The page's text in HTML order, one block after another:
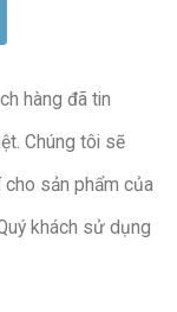
hàng đã tin
Chúng tôi sẽ
cho sản phẩm của
khách sử dụng